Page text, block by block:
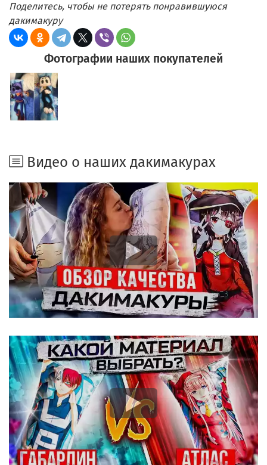
Поделитесь, чтобы не потерять понравившуюся
дакимакуру
Фотографии наших покупателей
Видео о наших дакимакурах